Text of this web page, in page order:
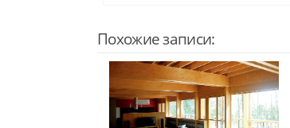
Похожие записи: